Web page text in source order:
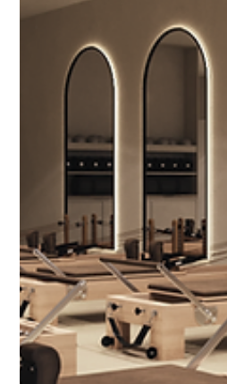
Save the date: Ballett
Mache deine ersten Ballett-
Atmosphäre beim Ballett Brunch!